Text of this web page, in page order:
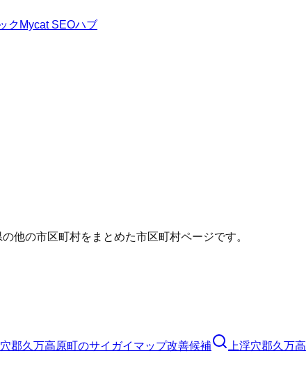
ク Mycat SEOハブ
他の市区町村をまとめた市区町村ページです。
穴郡久万高原町のサイガイマップ改善候補
上浮穴郡久万